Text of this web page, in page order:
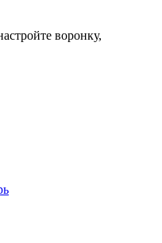
воронку,